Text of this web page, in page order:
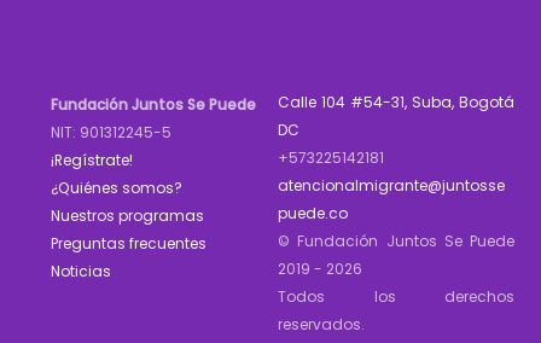
Fundación Juntos Se Puede
NIT: 901312245-5
¡Regístrate!
¿Quiénes somos?
Nuestros programas
Preguntas frecuentes
Noticias
Calle 104 #54-31, Suba, Bogotá
DC
+573225142181
atencionalmigrante@juntosse
puede.co
© Fundación Juntos Se Puede
2019 - 2026
Todos los derechos
reservados.